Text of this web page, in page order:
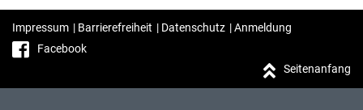
Impressum | Barrierefreiheit | Datenschutz |Anmeldung
Facebook
Seitenanfang